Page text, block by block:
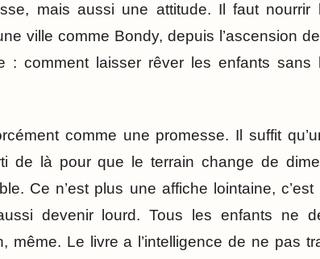
mais aussi une attitude. Il faut nourrir
ville comme Bondy, depuis l’ascension
: comment laisser rêver les enfants sans
comme une promesse. Il suffit
de là pour que le terrain change de
Ce n’est plus une affiche lointaine,
devenir lourd. Tous les enfants ne
même. Le livre a l’intelligence de ne pas